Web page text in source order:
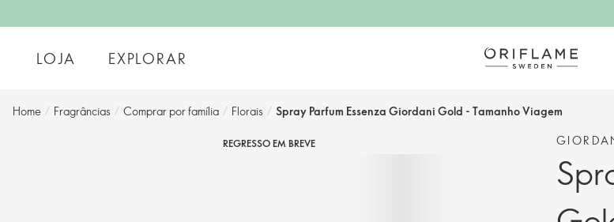
LOJA EXPLORAR
Home / Fragrâncias / Comprar por família / Florais / Spray Parfum Essenza Giordani Gold - Tamanho Viagem
REGRESSO EM BREVE